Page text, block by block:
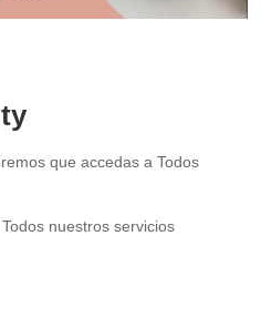
que accedas a Todos
nuestros servicios